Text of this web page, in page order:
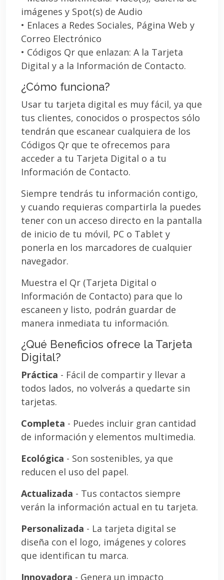
imágenes y Spot(s) de Audio
• Enlaces a Redes Sociales, Página Web y
Correo Electrónico
• Códigos Qr que enlazan: A la Tarjeta
Digital y a la Información de Contacto.
¿Cómo funciona?
Usar tu tarjeta digital es muy fácil, ya que
tus clientes, conocidos o prospectos sólo
tendrán que escanear cualquiera de los
Códigos Qr que te ofrecemos para
acceder a tu Tarjeta Digital o a tu
Información de Contacto.
Siempre tendrás tu información contigo,
y cuando requieras compartirla la puedes
tener con un acceso directo en la pantalla
de inicio de tu móvil, PC o Tablet y
ponerla en los marcadores de cualquier
navegador.
Muestra el Qr (Tarjeta Digital o
Información de Contacto) para que lo
escaneen y listo, podrán guardar de
manera inmediata tu información.
¿Qué Beneficios ofrece la Tarjeta
Digital?
Práctica - Fácil de compartir y llevar a
todos lados, no volverás a quedarte sin
tarjetas.
Completa - Puedes incluir gran cantidad
de información y elementos multimedia.
Ecológica - Son sostenibles, ya que
reducen el uso del papel.
Actualizada - Tus contactos siempre
verán la información actual en tu tarjeta.
Personalizada - La tarjeta digital se
diseña con el logo, imágenes y colores
que identifican tu marca.
Innovadora - Genera un impacto